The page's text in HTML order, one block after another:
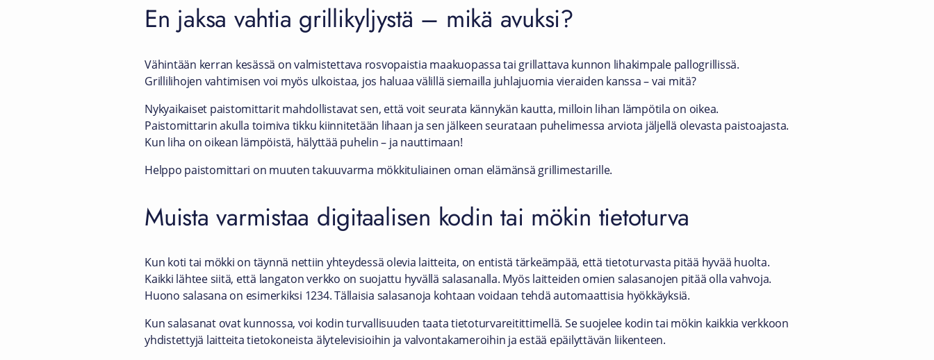
En jaksa vahtia grillikyljystä – mikä avuksi?
Vähintään kerran kesässä on valmistettava rosvopaistia maakuopassa tai grillattava kunnon lihakimpale pallogrillissä.
Grillilihojen vahtimisen voi myös ulkoistaa, jos haluaa välillä siemailla juhlajuomia vieraiden kanssa – vai mitä?
Nykyaikaiset paistomittarit mahdollistavat sen, että voit seurata kännykän kautta, milloin lihan lämpötila on oikea.
Paistomittarin akulla toimiva tikku kiinnitetään lihaan ja sen jälkeen seurataan puhelimessa arviota jäljellä olevasta paistoajasta.
Kun liha on oikean lämpöistä, hälyttää puhelin – ja nauttimaan!
Helppo paistomittari on muuten takuuvarma mökkituliainen oman elämänsä grillimestarille.
Muista varmistaa digitaalisen kodin tai mökin tietoturva
Kun koti tai mökki on täynnä nettiin yhteydessä olevia laitteita, on entistä tärkeämpää, että tietoturvasta pitää hyvää huolta.
Kaikki lähtee siitä, että langaton verkko on suojattu hyvällä salasanalla. Myös laitteiden omien salasanojen pitää olla vahvoja.
Huono salasana on esimerkiksi 1234. Tällaisia salasanoja kohtaan voidaan tehdä automaattisia hyökkäyksiä.
Kun salasanat ovat kunnossa, voi kodin turvallisuuden taata tietoturvareitittimellä. Se suojelee kodin tai mökin kaikkia verkkoon
yhdistettyjä laitteita tietokoneista älytelevisioihin ja valvontakameroihin ja estää epäilyttävän liikenteen.